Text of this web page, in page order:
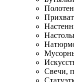
Свечи,